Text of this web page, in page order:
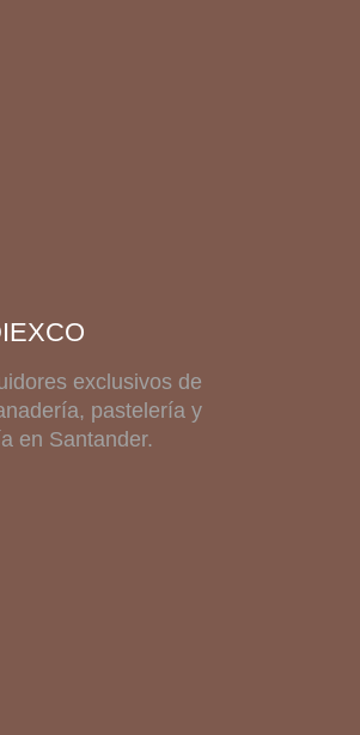
exclusivos de
pastelería y
en Santander.